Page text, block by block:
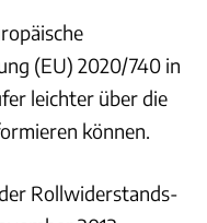
(EU) 2020/740 in
leichter über die
können.
Rollwiderstands-